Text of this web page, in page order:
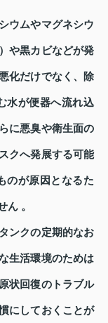
ウムやマグネシウ
や黒カビなどが発
化だけでなく、除
水が便器へ流れ込
に悪臭や衛生面の
クへ発展する可能
のが原因となるた
ん 。
ンクの定期的なお
生活環境のためは
状回復のトラブル
にしておくことが